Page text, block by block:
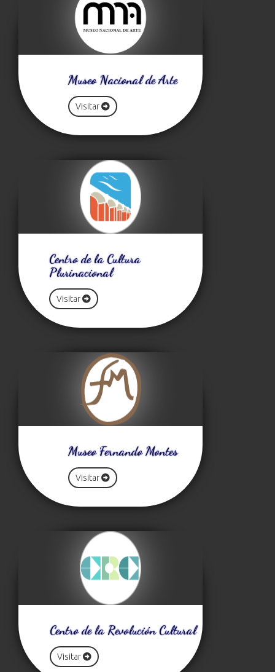
Museo Nacional de Arte
Visitar
Centro de la Cultura
Plurinacional
Visitar
Museo Fernando Montes
Visitar
Centro de la Revolución Cultural
Visitar